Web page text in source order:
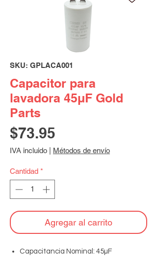
SKU: GPLACA001
Capacitor para
lavadora 45µF Gold
Parts
$73.95
IVA incluido Métodos de envío
Cantidad *
Agregar al carrito
Capacitancia Nominal: 45µF